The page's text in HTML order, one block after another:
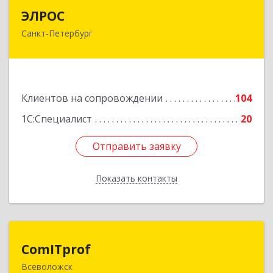
ЭЛРОС
Санкт-Петербург
Клиентов на сопровождении
104
1С:Специалист
20
Отправить заявку
Показать контакты
191024, Санкт-Петербург г, Тележная ул, дом №
Отправить заявку
Назад
ComITprof
Всеволожск
188643, Ленинградская обл, Всеволожский р-н,